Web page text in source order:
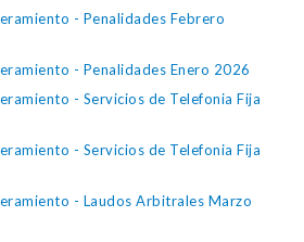
- Penalidades Febrero
- Penalidades Enero 2026
- Servicios de Telefonia Fija
- Servicios de Telefonia Fija
- Laudos Arbitrales Marzo